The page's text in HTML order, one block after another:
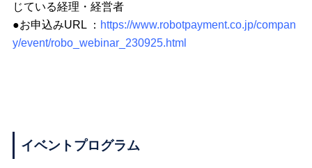
じている経理・経営者
●お申込みURL ： https://www.robotpayment.co.jp/compan
y/event/robo_webinar_230925.html
イベントプログラム